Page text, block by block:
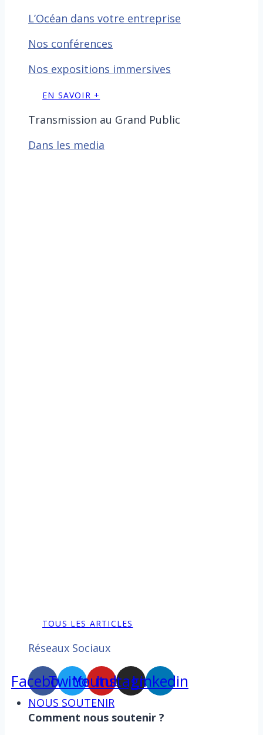
L’Océan dans votre entreprise
Nos conférences
Nos expositions immersives
EN SAVOIR +
Transmission au Grand Public
Dans les media
TOUS LES ARTICLES
Réseaux Sociaux
Facebook
TwitterYoutube
Instagram
Linkedin
NOUS SOUTENIR
Comment nous soutenir ?